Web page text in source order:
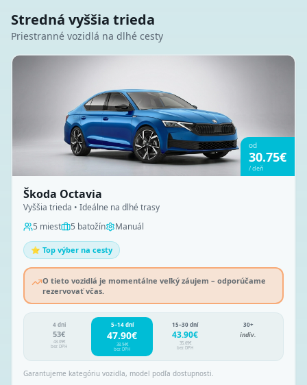
Stredná vyššia trieda
Priestranné vozidlá na dlhé cesty
od
30.75€
/deň
Škoda Octavia
Vyššia trieda • Ideálne na dlhé trasy
5 miest 5 batožín Manuál
⭐ Top výber na cesty
O tieto vozidlá je momentálne veľký záujem – odporúčame
rezervovať včas.
4 dni
53€
43.09€
bez DPH
5–14 dní
47.90€
38.94€
bez DPH
15–30 dní
43.90€
35.69€
bez DPH
30+
indiv.
Garantujeme kategóriu vozidla, model podľa dostupnosti.